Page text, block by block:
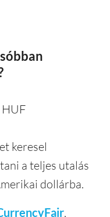
keresel
a teljes utalás
dollárba.
,